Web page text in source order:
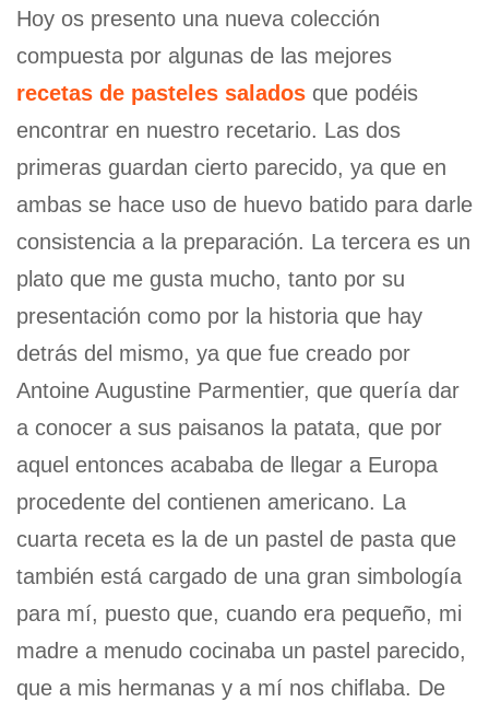
Hoy os presento una nueva colección
compuesta por algunas de las mejores
recetas de pasteles salados que podéis
encontrar en nuestro recetario. Las dos
primeras guardan cierto parecido, ya que en
ambas se hace uso de huevo batido para darle
consistencia a la preparación. La tercera es un
plato que me gusta mucho, tanto por su
presentación como por la historia que hay
detrás del mismo, ya que fue creado por
Antoine Augustine Parmentier, que quería dar
a conocer a sus paisanos la patata, que por
aquel entonces acababa de llegar a Europa
procedente del contienen americano. La
cuarta receta es la de un pastel de pasta que
también está cargado de una gran simbología
para mí, puesto que, cuando era pequeño, mi
madre a menudo cocinaba un pastel parecido,
que a mis hermanas y a mí nos chiflaba. De